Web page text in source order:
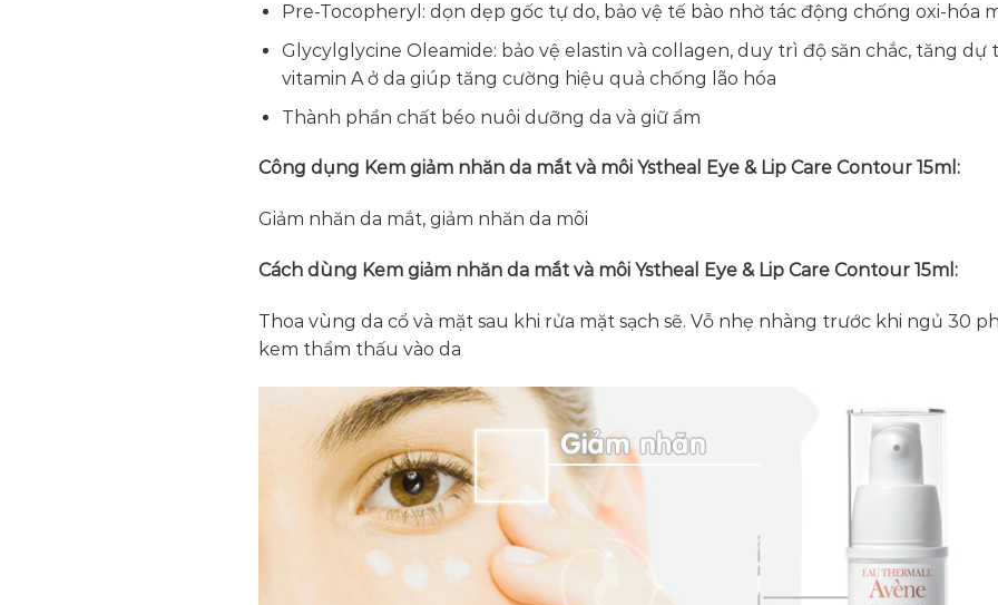
Pre-Tocopheryl: dọn dẹp gốc tự do, bảo vệ tế bào nhờ tác động chống oxi-hóa
Glycylglycine Oleamide: bảo vệ elastin và collagen, duy trì độ săn chắc, tăng dự
vitamin A ở da giúp tăng cường hiệu quả chống lão hóa
Thành phần chất béo nuôi dưỡng da và giữ ẩm
Công dụng Kem giảm nhăn da mắt và môi Ystheal Eye & Lip Care Contour 15ml:
Giảm nhăn da mắt, giảm nhăn da môi
Cách dùng Kem giảm nhăn da mắt và môi Ystheal Eye & Lip Care Contour 15ml:
Thoa vùng da cổ và mặt sau khi rửa mặt sạch sẽ. Vỗ nhẹ nhàng trước khi ngủ 30
kem thẩm thấu vào da